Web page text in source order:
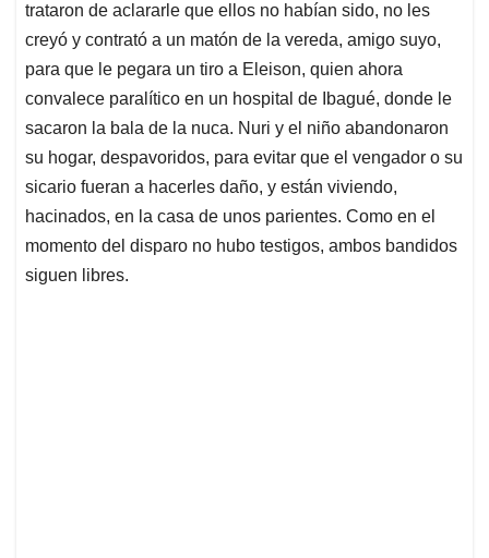
trataron de aclararle que ellos no habían sido, no les
creyó y contrató a un matón de la vereda, amigo suyo,
para que le pegara un tiro a Eleison, quien ahora
convalece paralítico en un hospital de Ibagué, donde le
sacaron la bala de la nuca. Nuri y el niño abandonaron
su hogar, despavoridos, para evitar que el vengador o su
sicario fueran a hacerles daño, y están viviendo,
hacinados, en la casa de unos parientes. Como en el
momento del disparo no hubo testigos, ambos bandidos
siguen libres.